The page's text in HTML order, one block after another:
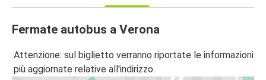
Fermate autobus a Verona
Attenzione: sul biglietto verranno riportate le informazioni
più aggiornate relative all'indirizzo.